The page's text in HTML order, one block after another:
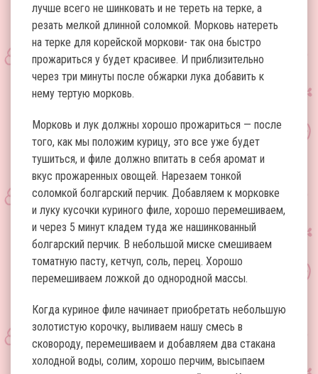
лучше всего не шинковать и не тереть на терке, а
резать мелкой длинной соломкой. Морковь натереть
на терке для корейской моркови- так она быстро
прожариться у будет красивее. И приблизительно
через три минуты после обжарки лука добавить к
нему тертую морковь.
Морковь и лук должны хорошо прожариться — после
того, как мы положим курицу, это все уже будет
тушиться, и филе должно впитать в себя аромат и
вкус прожаренных овощей. Нарезаем тонкой
соломкой болгарский перчик. Добавляем к морковке
и луку кусочки куриного филе, хорошо перемешиваем,
и через 5 минут кладем туда же нашинкованный
болгарский перчик. В небольшой миске смешиваем
томатную пасту, кетчуп, соль, перец. Хорошо
перемешиваем ложкой до однородной массы.
Когда куриное филе начинает приобретать небольшую
золотистую корочку, выливаем нашу смесь в
сковороду, перемешиваем и добавляем два стакана
холодной воды, солим, хорошо перчим, высыпаем